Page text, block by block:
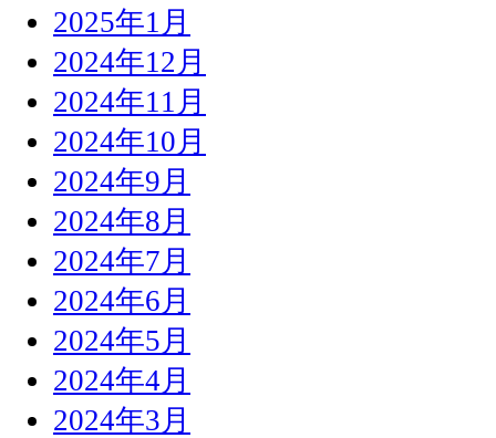
2025年1月
2024年12月
2024年11月
2024年10月
2024年9月
2024年8月
2024年7月
2024年6月
2024年5月
2024年4月
2024年3月